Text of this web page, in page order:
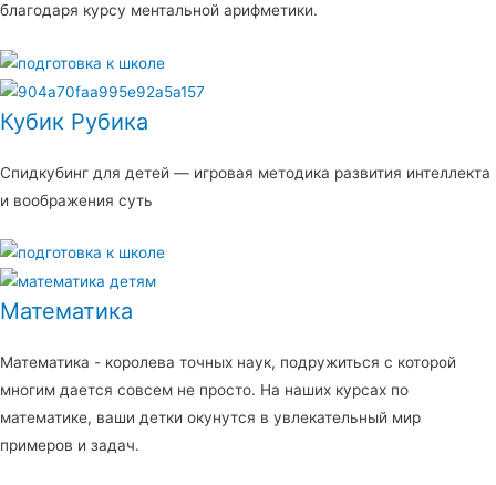
благодаря курсу ментальной арифметики.
Кубик Рубика
Спидкубинг для детей — игровая методика развития интеллекта
и воображения суть
Математика
Математика - королева точных наук, подружиться с которой
многим дается совсем не просто. На наших курсах по
математике, ваши детки окунутся в увлекательный мир
примеров и задач.